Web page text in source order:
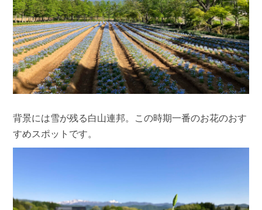
背景には雪が残る白山連邦。この時期一番のお花のおす
すめスポットです。